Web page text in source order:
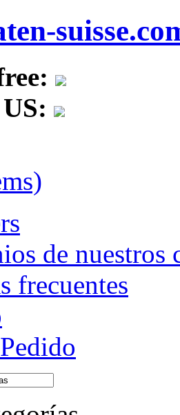
de nuestros
frecuentes